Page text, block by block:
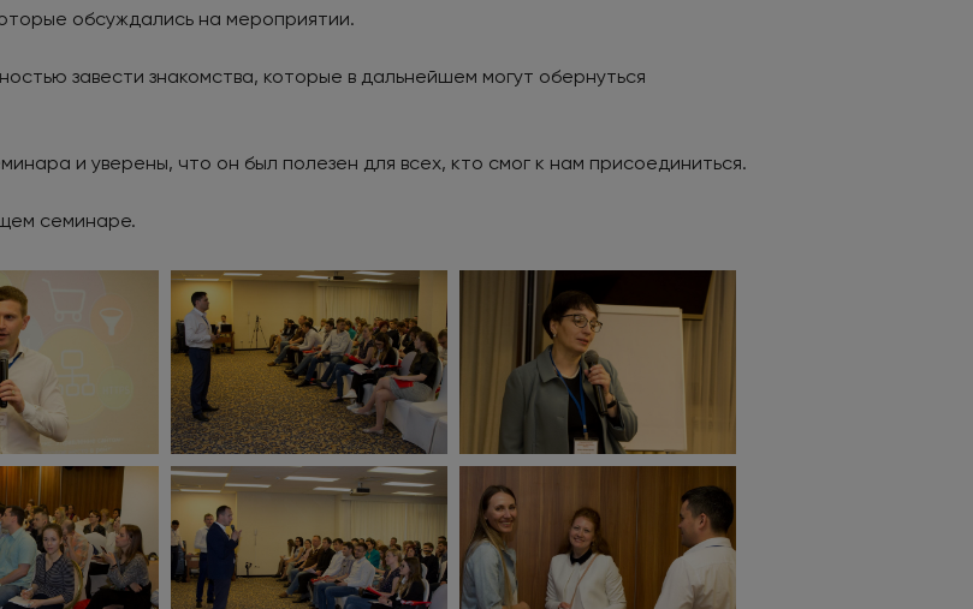
обсуждались на мероприятии.
завести знакомства, которые в дальнейшем могут обернуться
и уверены, что он был полезен для всех, кто смог к нам присоединиться.
семинаре.